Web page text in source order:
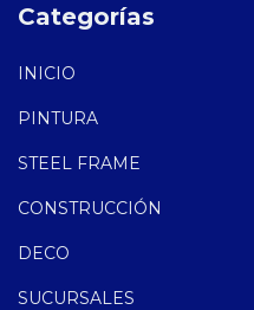
Categorías
INICIO
PINTURA
STEEL FRAME
CONSTRUCCIÓN
DECO
SUCURSALES